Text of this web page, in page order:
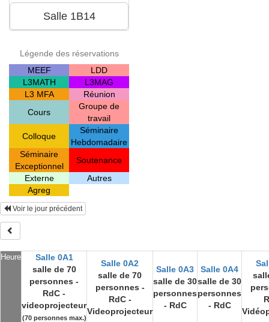
Légende des réservations
MEEF
LDD
L3MATH
L3MAG
L3 MFA
Réunion
Cours
Groupe de
travail
Colloque
Séminaire
Hebdomadaire
Séminaire
Exceptionnel
Soutenance
Externe
Autres
Agreg
Voir le jour précédent
Heure
Salle 0A1
salle de 70
personnes -
RdC -
videoprojecteur
(70 personnes max.)
Salle 0A2
salle de 70
personnes -
RdC -
Videoprojecteur
Salle 0A3
salle de 30
personnes
- RdC
Salle 0A4
salle de 30
personnes
- RdC